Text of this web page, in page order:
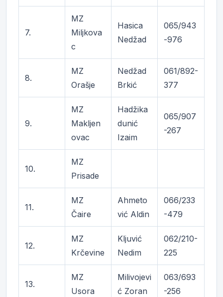
7.
MZ
Miljkova
c
Hasica
Nedžad
065/943
-976
8.
MZ
Orašje
Nedžad
Brkić
061/892-
377
9.
MZ
Makljen
ovac
Hadžika
dunić
Izaim
065/907
-267
10.
MZ
Prisade
11.
MZ
Čaire
Ahmeto
vić Aldin
066/233
-479
12.
MZ
Krčevine
Kljuvić
Nedim
062/210-
225
13.
MZ
Usora
Milivojevi
ć Zoran
063/693
-256